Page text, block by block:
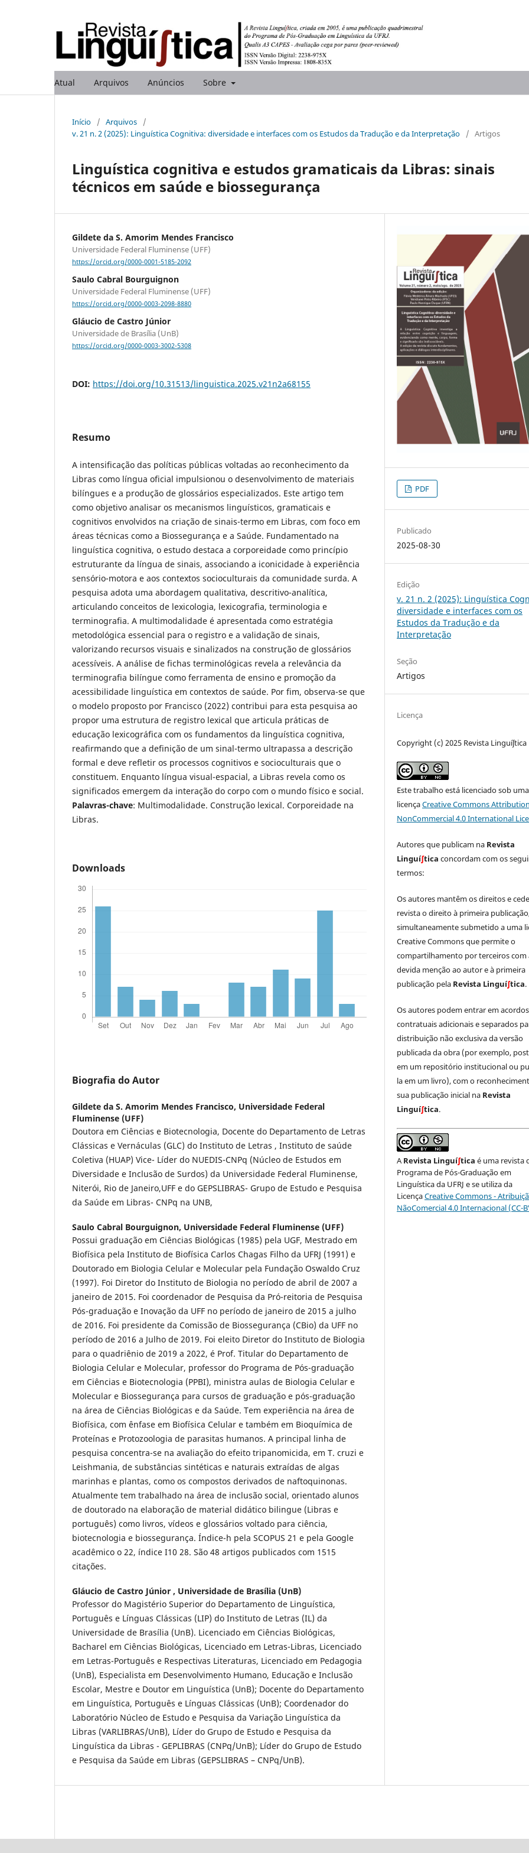
Atual Arquivos Anúncios Sobre
Início / Arquivos
/
v. 21 n. 2 (2025): Linguística Cognitiva: diversidade e interfaces com os Estudos da Tradução e da Interpretação
/ Artigos
Linguística cognitiva e estudos gramaticais da Libras: sinais
técnicos em saúde e biossegurança
Gildete da S. Amorim Mendes Francisco
Universidade Federal Fluminense (UFF)
https://orcid.org/0000-0001-5185-2092
Saulo Cabral Bourguignon
Universidade Federal Fluminense (UFF)
https://orcid.org/0000-0003-2098-8880
Gláucio de Castro Júnior
Universidade de Brasília (UnB)
https://orcid.org/0000-0003-3002-5308
DOI: https://doi.org/10.31513/linguistica.2025.v21n2a68155
Resumo
A intensificação das políticas públicas voltadas ao reconhecimento da
Libras como língua oficial impulsionou o desenvolvimento de materiais
bilíngues e a produção de glossários especializados. Este artigo tem
como objetivo analisar os mecanismos linguísticos, gramaticais e
cognitivos envolvidos na criação de sinais-termo em Libras, com foco em
áreas técnicas como a Biossegurança e a Saúde. Fundamentado na
linguística cognitiva, o estudo destaca a corporeidade como princípio
estruturante da língua de sinais, associando a iconicidade à experiência
sensório-motora e aos contextos socioculturais da comunidade surda. A
pesquisa adota uma abordagem qualitativa, descritivo-analítica,
articulando conceitos de lexicologia, lexicografia, terminologia e
terminografia. A multimodalidade é apresentada como estratégia
metodológica essencial para o registro e a validação de sinais,
valorizando recursos visuais e sinalizados na construção de glossários
acessíveis. A análise de fichas terminológicas revela a relevância da
terminografia bilíngue como ferramenta de ensino e promoção da
acessibilidade linguística em contextos de saúde. Por fim, observa-se que
o modelo proposto por Francisco (2022) contribui para esta pesquisa ao
propor uma estrutura de registro lexical que articula práticas de
educação lexicográfica com os fundamentos da linguística cognitiva,
reafirmando que a definição de um sinal-termo ultrapassa a descrição
formal e deve refletir os processos cognitivos e socioculturais que o
constituem. Enquanto língua visual-espacial, a Libras revela como os
significados emergem da interação do corpo com o mundo físico e social.
Palavras-chave: Multimodalidade. Construção lexical. Corporeidade na
Libras.
Downloads
Biografia do Autor
Gildete da S. Amorim Mendes Francisco, Universidade Federal
Fluminense (UFF)
Doutora em Ciências e Biotecnologia, Docente do Departamento de Letras
Clássicas e Vernáculas (GLC) do Instituto de Letras , Instituto de saúde
Coletiva (HUAP) Vice- Líder do NUEDIS-CNPq (Núcleo de Estudos em
Diversidade e Inclusão de Surdos) da Universidade Federal Fluminense,
Niterói, Rio de Janeiro,UFF e do GEPSLIBRAS- Grupo de Estudo e Pesquisa
da Saúde em Libras- CNPq na UNB,
Saulo Cabral Bourguignon, Universidade Federal Fluminense (UFF)
Possui graduação em Ciências Biológicas (1985) pela UGF, Mestrado em
Biofísica pela Instituto de Biofísica Carlos Chagas Filho da UFRJ (1991) e
Doutorado em Biologia Celular e Molecular pela Fundação Oswaldo Cruz
(1997). Foi Diretor do Instituto de Biologia no período de abril de 2007 a
janeiro de 2015. Foi coordenador de Pesquisa da Pró-reitoria de Pesquisa
Pós-graduação e Inovação da UFF no período de janeiro de 2015 a julho
de 2016. Foi presidente da Comissão de Biossegurança (CBio) da UFF no
período de 2016 a Julho de 2019. Foi eleito Diretor do Instituto de Biologia
para o quadriênio de 2019 a 2022, é Prof. Titular do Departamento de
Biologia Celular e Molecular, professor do Programa de Pós-graduação
em Ciências e Biotecnologia (PPBI), ministra aulas de Biologia Celular e
Molecular e Biossegurança para cursos de graduação e pós-graduação
na área de Ciências Biológicas e da Saúde. Tem experiência na área de
Biofísica, com ênfase em Biofísica Celular e também em Bioquímica de
Proteínas e Protozoologia de parasitas humanos. A principal linha de
pesquisa concentra-se na avaliação do efeito tripanomicida, em T. cruzi e
Leishmania, de substâncias sintéticas e naturais extraídas de algas
marinhas e plantas, como os compostos derivados de naftoquinonas.
Atualmente tem trabalhado na área de inclusão social, orientado alunos
de doutorado na elaboração de material didático bilingue (Libras e
português) como livros, vídeos e glossários voltado para ciência,
biotecnologia e biossegurança. Índice-h pela SCOPUS 21 e pela Google
acadêmico o 22, índice I10 28. São 48 artigos publicados com 1515
citações.
Gláucio de Castro Júnior , Universidade de Brasília (UnB)
Professor do Magistério Superior do Departamento de Linguística,
Português e Línguas Clássicas (LIP) do Instituto de Letras (IL) da
Universidade de Brasília (UnB). Licenciado em Ciências Biológicas,
Bacharel em Ciências Biológicas, Licenciado em Letras-Libras, Licenciado
em Letras-Português e Respectivas Literaturas, Licenciado em Pedagogia
(UnB), Especialista em Desenvolvimento Humano, Educação e Inclusão
Escolar, Mestre e Doutor em Linguística (UnB); Docente do Departamento
em Linguística, Português e Línguas Clássicas (UnB); Coordenador do
Laboratório Núcleo de Estudo e Pesquisa da Variação Linguística da
Libras (VARLIBRAS/UnB), Líder do Grupo de Estudo e Pesquisa da
Linguística da Libras - GEPLIBRAS (CNPq/UnB); Líder do Grupo de Estudo
e Pesquisa da Saúde em Libras (GEPSLIBRAS – CNPq/UnB).
PDF
Publicado
2025-08-30
Edição
v. 21 n. 2 (2025): Linguística
diversidade e interfaces com os
Estudos da Tradução e da
Interpretação
Seção
Artigos
Licença
Copyright (c) 2025 Revista Linguíʃtica
Este trabalho está licenciado sob uma
licençaCreative Commons
NonCommercial 4.0 International
Autores que publicam na Revista
Linguí∫tica concordam com os
termos:
Os autores mantêm os direitos e
revista o direito à primeira
simultaneamente submetido a uma
Creative Commons que permite o
compartilhamento por terceiros com
devida menção ao autor e à primeira
publicação pela Revista Linguí∫tica.
Os autores podem entrar em acordos
contratuais adicionais e separados
distribuição não exclusiva da versão
publicada da obra (por exemplo,
em um repositório institucional ou
la em um livro), com o
sua publicação inicial na Revista
Linguí∫tica.
ARevista Linguí∫tica é uma revista
Programa de Pós-Graduação em
Linguística da UFRJ e se utiliza da
LicençaCreative Commons -
NãoComercial 4.0 Internacional (CC-